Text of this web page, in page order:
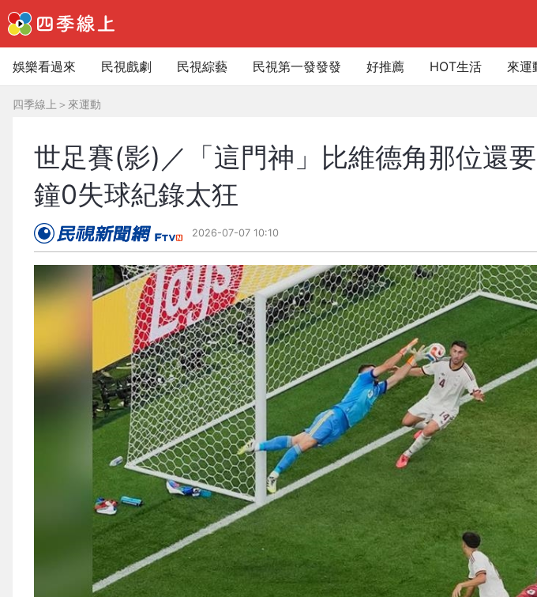
娛樂看過來 民視戲劇 民視綜藝 民視第一發發發 好推薦 HOT生活 來運
四季線上 ＞ 來運動
世足賽(影)／「這門神」比維德角那位還
鐘0失球紀錄太狂
2026-07-07 10:10